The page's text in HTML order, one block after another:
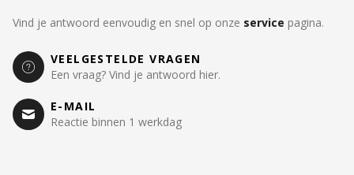
Vind je antwoord eenvoudig en snel op onze service pagina.
VEELGESTELDE VRAGEN
Een vraag? Vind je antwoord hier.
E-MAIL
Reactie binnen 1 werkdag